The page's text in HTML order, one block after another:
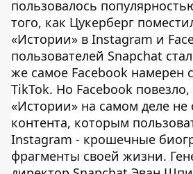
пользовалось
того, как Цукерберг
«Истории» в Instagram и
пользователей Snapchat
же самое Facebook намерен
TikTok. Но Facebook
«Истории» на самом деле не
контента, которым
Instagram - крошечные
фрагменты своей жизни.